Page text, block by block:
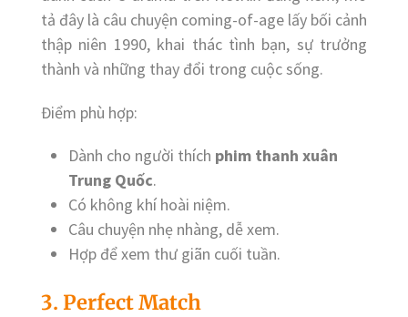
tả đây là câu chuyện coming-of-age lấy bối cảnh
thập niên 1990, khai thác tình bạn, sự trưởng
thành và những thay đổi trong cuộc sống.
Điểm phù hợp:
Dành cho người thích phim thanh xuân
Trung Quốc.
Có không khí hoài niệm.
Câu chuyện nhẹ nhàng, dễ xem.
Hợp để xem thư giãn cuối tuần.
3. Perfect Match